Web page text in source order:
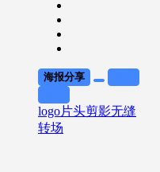
海报分享
logo片头剪影无缝
转场